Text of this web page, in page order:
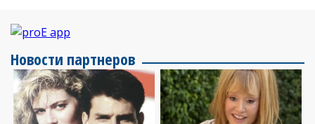
Новости партнеров